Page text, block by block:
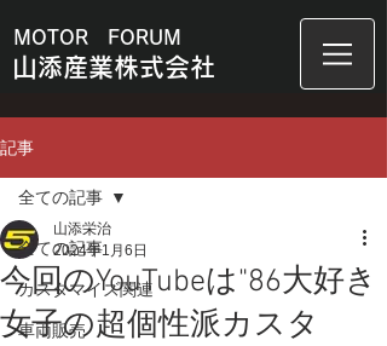
MOTOR FORUM
山添産業株式会社
記事
全ての記事
カスタマイズ関連
車両販売
全ての記事
今回のYouTubeは"86大好き
女子の超個性派カスタ
山添栄治
2024年1月6日